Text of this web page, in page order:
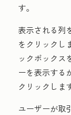
す。
表示される列
をクリックし
ックボックス
ーを表示する
クリックしま
ユーザーが取